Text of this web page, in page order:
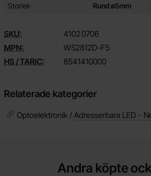
Storlek
Rund ø5mm
SKU: 4102 0706
MPN:
WS2812D-F5
HS / TARIC:
8541410000
Relaterade kategorier
Optoelektronik / Adresserbara LED -
Andra köpte